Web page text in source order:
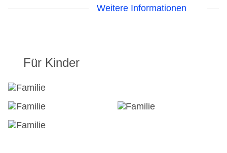
Skybar „Molarotto Sky Bar“: Juli und August,
Weitere Informationen
Für Kinder